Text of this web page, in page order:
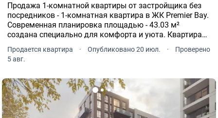
Продажа 1-комнатной квартиры от застройщика без
посредников - 1-комнатная квартира в ЖК Premier Bay.
Современная планировка площадью - 43.03 м²
создана специально для комфорта и уюта. Квартира
Продается квартира · Опубликовано 20 июл. ·
Проверено
5 авг.